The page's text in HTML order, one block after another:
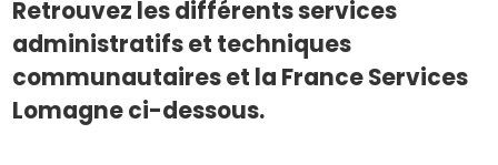
Retrouvez les différents services
administratifs et techniques
communautaires et la France Services
Lomagne ci-dessous.